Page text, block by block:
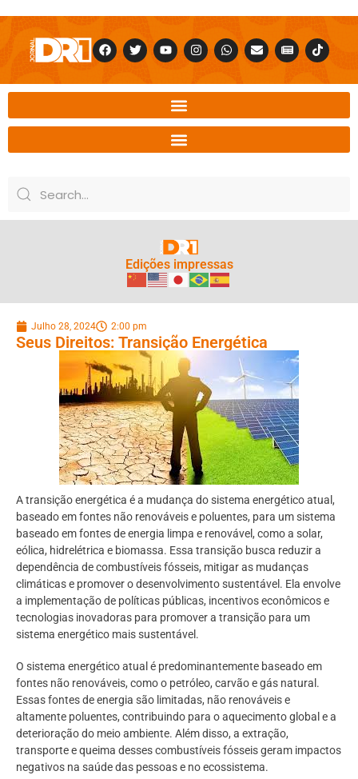
Edições impressas
Julho 28, 2024 2:00 pm
Seus Direitos: Transição Energética
A transição energética é a mudança do sistema energético atual,
baseado em fontes não renováveis e poluentes, para um sistema
baseado em fontes de energia limpa e renovável, como a solar,
eólica, hidrelétrica e biomassa. Essa transição busca reduzir a
dependência de combustíveis fósseis, mitigar as mudanças
climáticas e promover o desenvolvimento sustentável. Ela envolve
a implementação de políticas públicas, incentivos econômicos e
tecnologias inovadoras para promover a transição para um
sistema energético mais sustentável.
O sistema energético atual é predominantemente baseado em
fontes não renováveis, como o petróleo, carvão e gás natural.
Essas fontes de energia são limitadas, não renováveis e
altamente poluentes, contribuindo para o aquecimento global e a
deterioração do meio ambiente. Além disso, a extração,
transporte e queima desses combustíveis fósseis geram impactos
negativos na saúde das pessoas e no ecossistema.